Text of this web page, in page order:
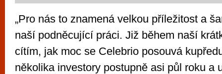
„Pro nás to znamená velkou příležitost a
naší podněcující práci. Již během naší
cítím, jak moc se Celebrio posouvá
několika investory postupně asi půl roku a